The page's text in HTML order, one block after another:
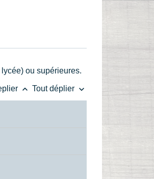
ou supérieures.
keyboard_arrow_up Tout déplier keyboard_arrow_down